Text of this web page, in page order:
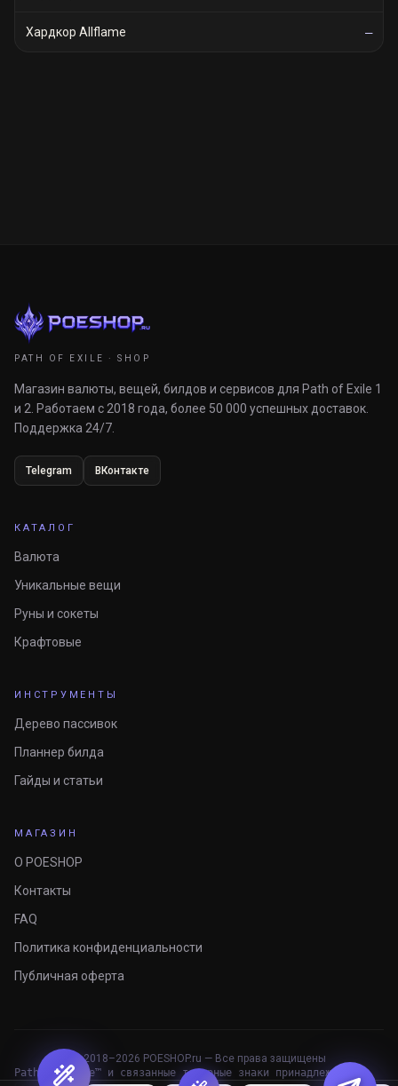
Хардкор Allflame —
PATH OF EXILE · SHOP
Магазин валюты, вещей, билдов и сервисов для Path of Exile 1
и 2. Работаем с 2018 года, более 50 000 успешных доставок.
Поддержка 24/7.
Telegram ВКонтакте
КАТАЛОГ
Валюта
Уникальные вещи
Руны и сокеты
Крафтовые
ИНСТРУМЕНТЫ
Дерево пассивок
Планнер билда
Гайды и статьи
МАГАЗИН
О POESHOP
Контакты
FAQ
Политика конфиденциальности
Публичная оферта
© 2018–2026 POESHOP.ru — Все права защищены
Path of Exile™ и связанные товарные знаки принадлежат